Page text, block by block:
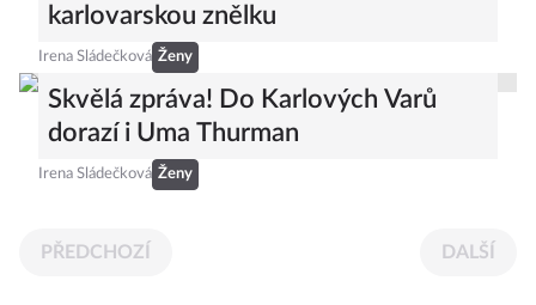
karlovarskou znělku
Irena Sládečková Ženy
Skvělá zpráva! Do Karlových Varů
dorazí i Uma Thurman
Irena Sládečková Ženy
PŘEDCHOZÍ DALŠÍ